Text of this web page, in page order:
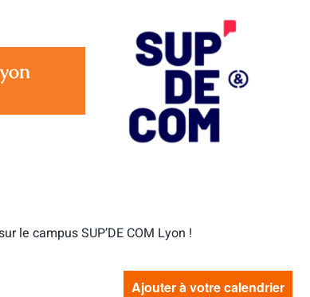
le campus SUP’DE COM Lyon !
Ajouter à votre calendrier